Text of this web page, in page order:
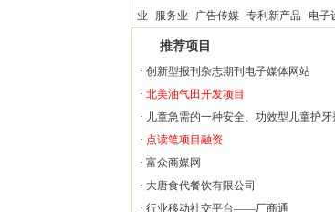
业
服务业 广告传媒 专利新产品 电子
推荐项目
· 创新型报刊杂志期刊电子媒体网站
· 北美油气田开发项目
· 儿童急需的一种安全、功效型儿童护牙
· 点读笔项目融资
· 富众商媒网
· 大唐食代餐饮有限公司
· 行业移动社交平台——厂商通